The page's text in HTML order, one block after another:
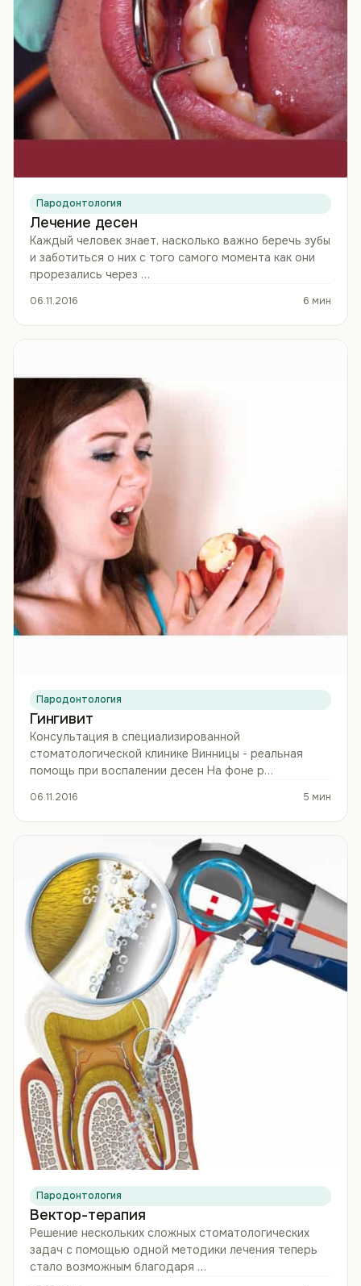
Пародонтология
Лечение десен
Каждый человек знает, насколько важно беречь зубы
и заботиться о них с того самого момента как они
прорезались через …
06.11.2016 6 мин
Пародонтология
Гингивит
Консультация в специализированной
стоматологической клинике Винницы - реальная
помощь при воспалении десен На фоне р…
06.11.2016 5 мин
Пародонтология
Вектор-терапия
Решение нескольких сложных стоматологических
задач с помощью одной методики лечения теперь
стало возможным благодаря …